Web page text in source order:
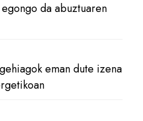
da abuztuaren
eman dute izena